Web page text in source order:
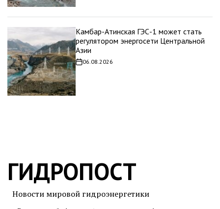
Камбар-Атинская ГЭС-1 может стать
регулятором энергосети Центральной
Азии
Дата
записи
06.08.2026
ГИДРОПОСТ
Новости мировой гидроэнергетики